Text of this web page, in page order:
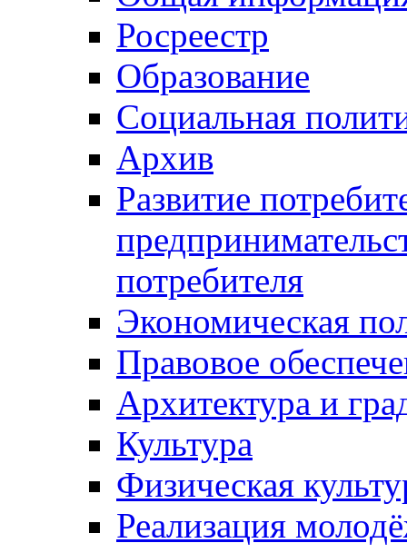
Росреестр
Образование
Социальная
Архив
Развитие
потребителя
Экономическая
Правовое
Архитектура и
Культура
Физическая
Реализация